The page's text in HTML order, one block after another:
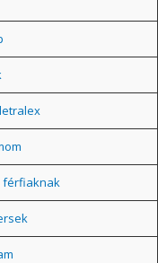
férfiaknak